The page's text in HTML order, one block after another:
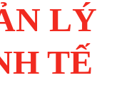
LÝ
TẾ